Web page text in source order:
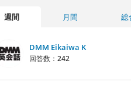
週間 月間 総
DMM Eikaiwa K
回答数： 242